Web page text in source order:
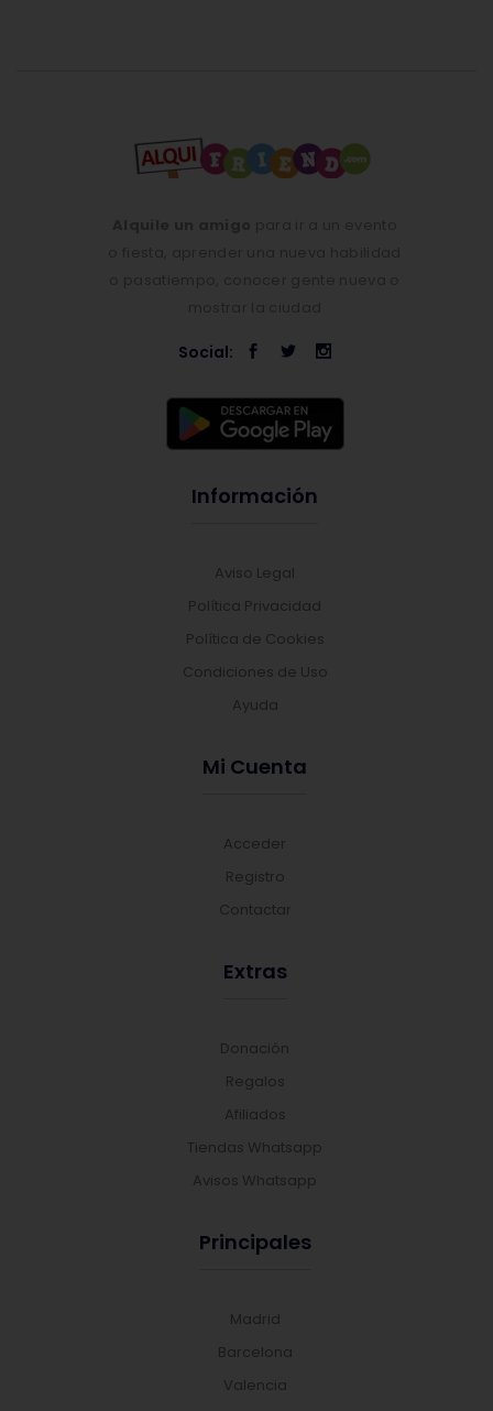
Social:
Información
Aviso Legal
Política Privacidad
Política de Cookies
Condiciones de Uso
Ayuda
Mi Cuenta
Acceder
Registro
Contactar
Extras
Donación
Regalos
Afiliados
Tiendas Whatsapp
Avisos Whatsapp
Principales
Madrid
Barcelona
Valencia